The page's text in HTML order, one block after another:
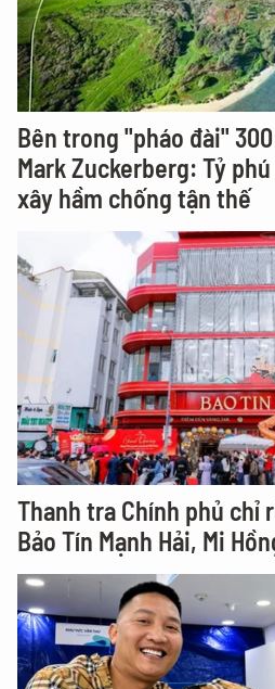
Bên trong "pháo đài"
Mark Zuckerberg: Tỷ
xây hầm chống tận thế
Thanh tra Chính phủ chỉ
Bảo Tín Mạnh Hải, Mi